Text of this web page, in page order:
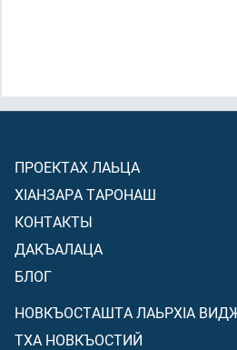
ПРОЕКТАХ ЛАЬЦА
ХIАНЗАРА ТАРОНАШ
КОНТАКТЫ
ДАКЪАЛАЦА
БЛОГ
НОВКЪОСТАШТА ЛАЬРХIА
ТХА НОВКЪОСТИЙ